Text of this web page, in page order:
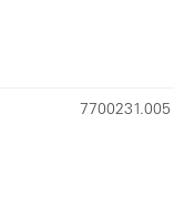
7700231.005